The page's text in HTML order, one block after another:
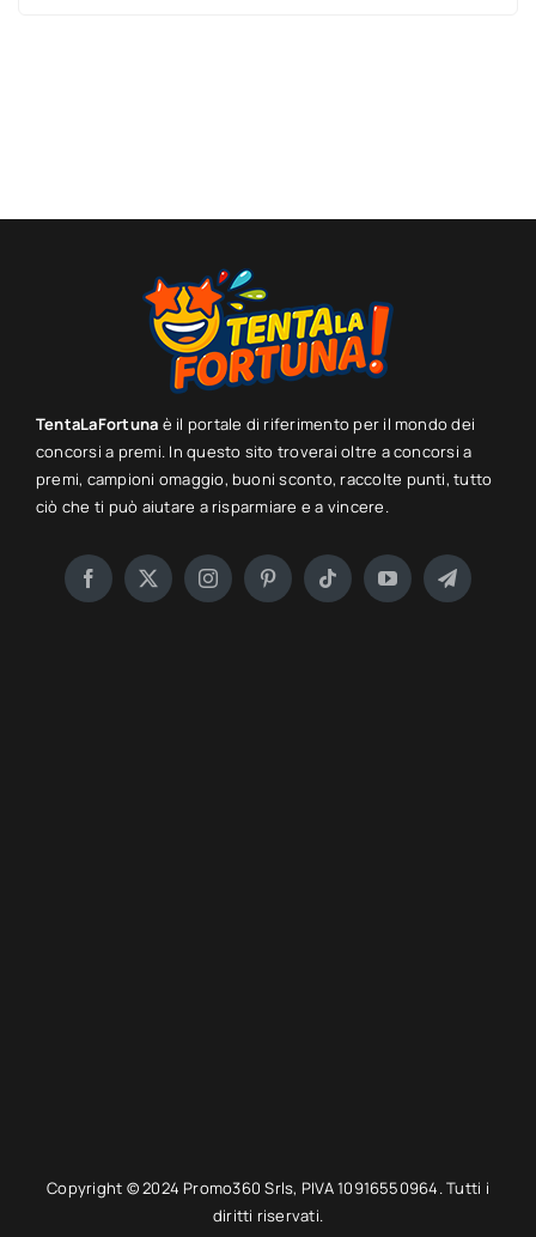
TentaLaFortuna è il portale di riferimento per il mondo dei
concorsi a premi. In questo sito troverai oltre a concorsi a
premi, campioni omaggio, buoni sconto, raccolte punti, tutto
ciò che ti può aiutare a risparmiare e a vincere.
Copyright © 2024 Promo360 Srls, PIVA 10916550964. Tutti i
diritti riservati.